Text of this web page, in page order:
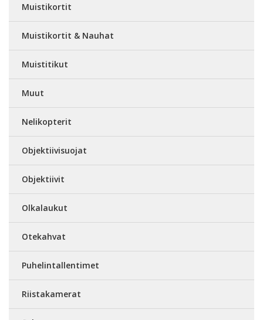
Muistikortit
Muistikortit & Nauhat
Muistitikut
Muut
Nelikopterit
Objektiivisuojat
Objektiivit
Olkalaukut
Otekahvat
Puhelintallentimet
Riistakamerat